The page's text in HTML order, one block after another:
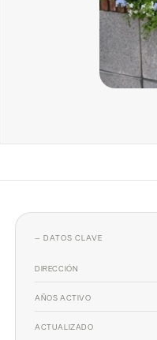
— DATOS CLAVE
DIRECCIÓN
AÑOS ACTIVO
ACTUALIZADO